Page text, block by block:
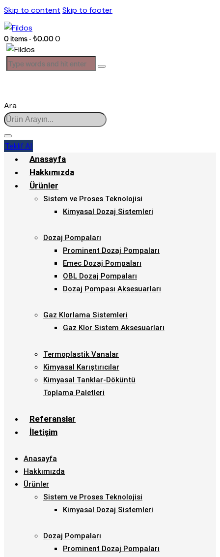
Skip to content Skip to footer
0 items-₺0.000
Ara
Teklif Al
Anasayfa
Hakkımızda
Ürünler
Sistem ve Proses Teknolojisi
Kimyasal Dozaj Sistemleri
Dozaj Pompaları
Prominent Dozaj Pompaları
Emec Dozaj Pompaları
OBL Dozaj Pompaları
Dozaj Pompası Aksesuarları
Gaz Klorlama Sistemleri
Gaz Klor Sistem Aksesuarları
Termoplastik Vanalar
Kimyasal Karıştırıcılar
Kimyasal Tanklar-Döküntü
Toplama Paletleri
Referanslar
İletişim
Anasayfa
Hakkımızda
Ürünler
Sistem ve Proses Teknolojisi
Kimyasal Dozaj Sistemleri
Dozaj Pompaları
Prominent Dozaj Pompaları